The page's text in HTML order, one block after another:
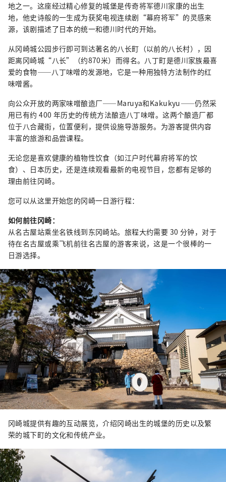
地之一。这座经过精心修复的城堡是传奇将军德川家康的出生
地，他史诗般的一生成为获奖电视连续剧“幕府将军”的灵感来
源，该剧描述了日本的统一和德川时代的开始。
从冈崎城公园步行即可到达著名的八长町（以前的八长村），因
距离冈崎城“八长”（约870米）而得名。八丁町是德川家族最喜
爱的食物——八丁味噌的发源地，它是一种用独特方法制作的红
味噌酱。
向公众开放的两家味噌酿造厂——Maruya和Kakukyu——仍然采
用已有约 400 年历史的传统方法酿造八丁味噌。这两个酿造厂都
位于八合藏街，位置便利，提供设施导游服务。为游客提供内容
丰富的旅游和品尝课程。
无论您是喜欢健康的植物性饮食（如江户时代幕府将军的饮
食）、日本历史，还是连续观看最新的电视节目，您都有足够的
理由前往冈崎。
您可以从这里开始您的冈崎一日游行程：
如何前往冈崎：
从名古屋站乘坐名铁线到东冈崎站。旅程大约需要 30 分钟，对于
待在名古屋或乘飞机前往名古屋的游客来说，这是一个很棒的一
日游选择。
冈崎城提供有趣的互动展览，介绍冈崎出生的城堡的历史以及繁
荣的城下町的文化和传统产业。